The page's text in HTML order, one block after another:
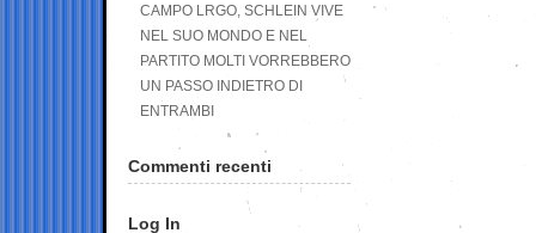
CAMPO LRGO, SCHLEIN VIVE
NEL SUO MONDO E NEL
PARTITO MOLTI VORREBBERO
UN PASSO INDIETRO DI
ENTRAMBI
Commenti recenti
Log In